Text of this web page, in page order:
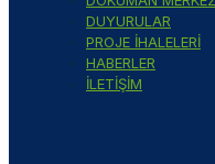
DUYURULAR
PROJE İHALELERİ
HABERLER
İLETİŞİM